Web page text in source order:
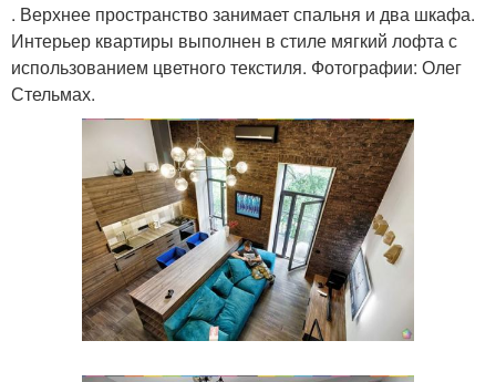
. Верхнее пространство занимает спальня и два шкафа.
Интерьер квартиры выполнен в стиле мягкий лофта с
использованием цветного текстиля. Фотографии: Олег
Стельмах.